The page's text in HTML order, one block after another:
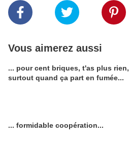
Vous aimerez aussi
... pour cent briques, t'as plus rien,
surtout quand ça part en fumée...
... formidable coopération...